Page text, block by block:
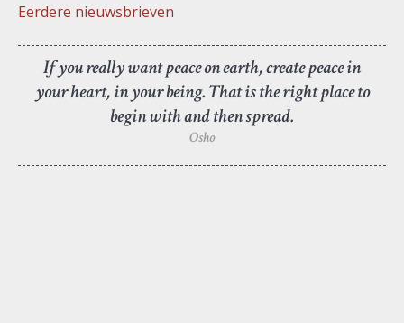
Eerdere nieuwsbrieven
If you really want peace on earth, create peace in
your heart, in your being. That is the right place to
begin with and then spread.
Osho